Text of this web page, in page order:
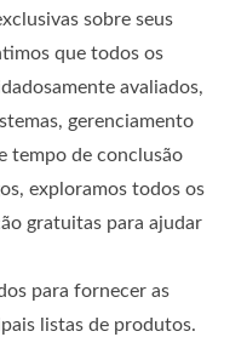
sobre seus
que todos os
avaliados,
gerenciamento
tempo de conclusão
exploramos todos os
gratuitas para ajudar
para fornecer as
listas de produtos.